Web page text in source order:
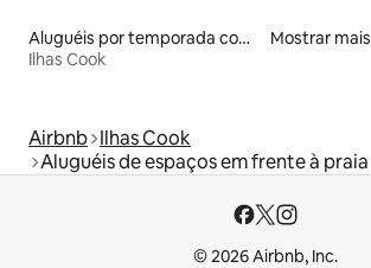
Aluguéis por temporada com caiaque
Ilhas Cook
Mostrar mais
Airbnb Ilhas Cook
Aluguéis de espaços em frente à praia
© 2026 Airbnb, Inc.